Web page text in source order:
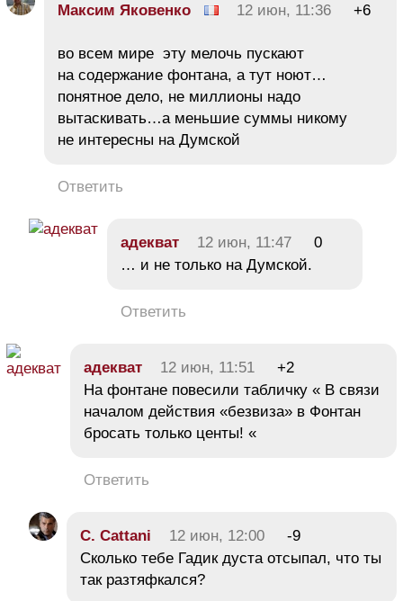
Максим Яковенко 12 июн, 11:36 +6
во всем мире эту мелочь пускают
на содержание фонтана, а тут ноют…
понятное дело, не миллионы надо
вытаскивать…а меньшие суммы никому
не интересны на Думской
Ответить
адекват 12 июн, 11:47
0
… и не только на Думской.
Ответить
адекват 12 июн, 11:51
+2
На фонтане повесили табличку « В связи
началом действия «безвиза» в Фонтан
бросать только центы! «
Ответить
C. Cattani 12 июн, 12:00
-9
Сколько тебе Гадик дуста отсыпал, что ты
так разтяфкался?